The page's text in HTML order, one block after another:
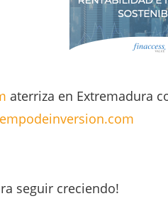
aterriza en Extremadura
seguir creciendo!